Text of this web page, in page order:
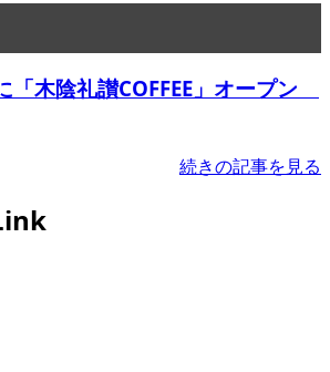
「木陰礼讃COFFEE」オープン
続きの記事を見る